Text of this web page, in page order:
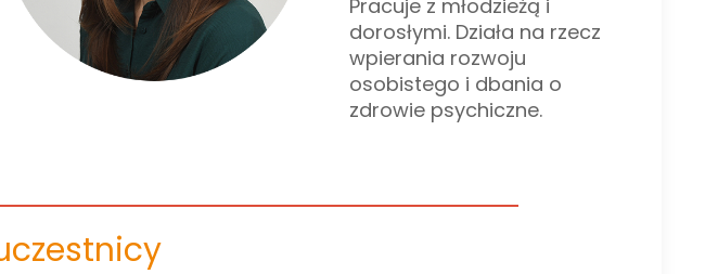
Pracuje z młodzieżą i
dorosłymi. Działa na rzecz
wpierania rozwoju
osobistego i dbania o
zdrowie psychiczne.